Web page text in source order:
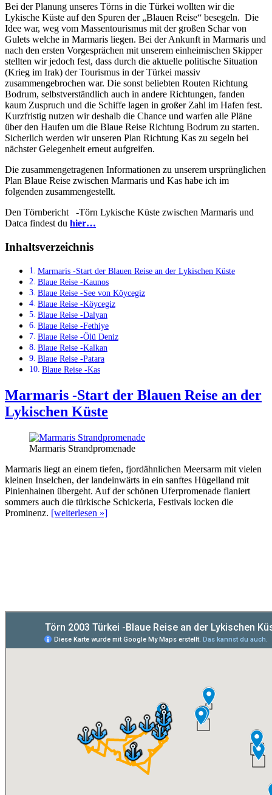
Bei der Planung unseres Törns in die Türkei wollten wir die
Lykische Küste auf den Spuren der „Blauen Reise“ besegeln. Die
Idee war, weg vom Massentourismus mit der großen Schar von
Gulets welche in Marmaris liegen. Bei der Ankunft in Marmaris und
nach den ersten Vorgesprächen mit unserem einheimischen Skipper
stellten wir jedoch fest, dass durch die aktuelle politische Situation
(Krieg im Irak) der Tourismus in der Türkei massiv
zusammengebrochen war. Die sonst beliebten Routen Richtung
Bodrum, selbstverständlich auch in andere Richtungen, fanden
kaum Zuspruch und die Schiffe lagen in großer Zahl im Hafen fest.
Kurzfristig nutzen wir deshalb die Chance und warfen alle Pläne
über den Haufen um die Blaue Reise Richtung Bodrum zu starten.
Sicherlich werden wir unseren Plan Richtung Kas zu segeln bei
nächster Gelegenheit erneut aufgreifen.
Die zusammengetragenen Informationen zu unserem ursprünglichen
Plan Blaue Reise zwischen Marmaris und Kas habe ich im
folgenden zusammengestellt.
Den Törnbericht -Törn Lykische Küste zwischen Marmaris und
Datca findest du hier…
Inhaltsverzeichnis
Marmaris -Start der Blauen Reise an der Lykischen Küste
Blaue Reise -Kaunos
Blaue Reise -See von Köycegiz
Blaue Reise -Köycegiz
Blaue Reise -Dalyan
Blaue Reise -Fethiye
Blaue Reise -Ölü Deniz
Blaue Reise -Kalkan
Blaue Reise -Patara
Blaue Reise -Kas
Marmaris -Start der Blauen Reise an der
Lykischen Küste
Marmaris Strandpromenade
Marmaris liegt an einem tiefen, fjordähnlichen Meersarm mit vielen
kleinen Inselchen, der landeinwärts in ein sanftes Hügelland mit
Pinienhainen übergeht. Auf der schönen Uferpromenade flaniert
sommers auch die türkische Schickeria, Festivals locken die
Prominenz. [weiterlesen »]